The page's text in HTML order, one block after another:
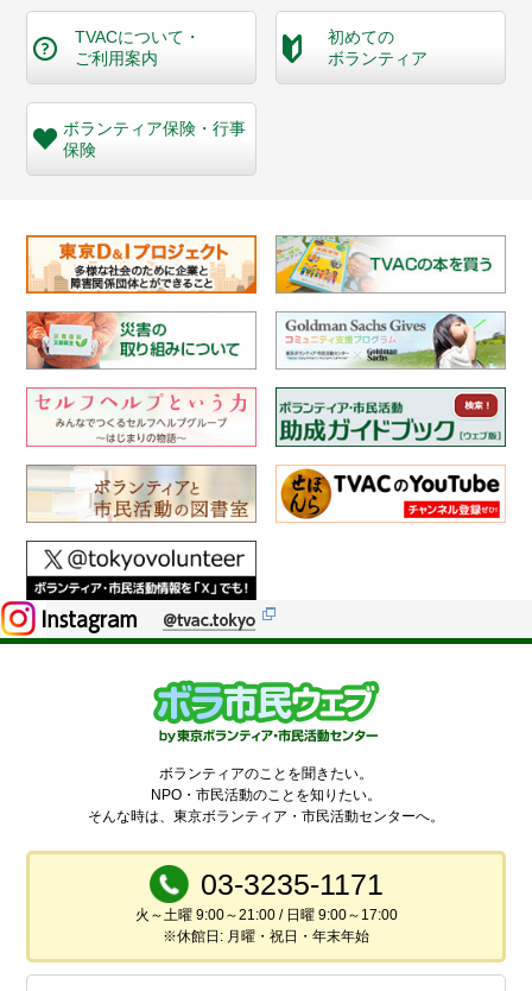
TVACについて・
ご利用案内
初めての
ボランティア
ボランティア保険・行事
保険
ボランティアのことを聞きたい。
NPO・市民活動のことを知りたい。
そんな時は、東京ボランティア・市民活動センターへ。
03-3235-1171
火～土曜 9:00～21:00 / 日曜 9:00～17:00
※休館日: 月曜・祝日・年末年始